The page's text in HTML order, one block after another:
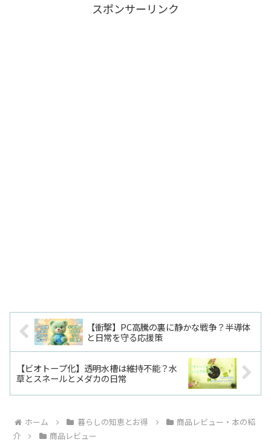
スポンサーリンク
【衝撃】PC高騰の裏に静かな戦争？半導体
と日常を守る応援策
【ビオトープ化】透明水槽は維持不能？水
草とスネールとメダカの日常
ホーム 暮らしの知恵とお得
商品レビュー・本の紹
介
商品レビュー